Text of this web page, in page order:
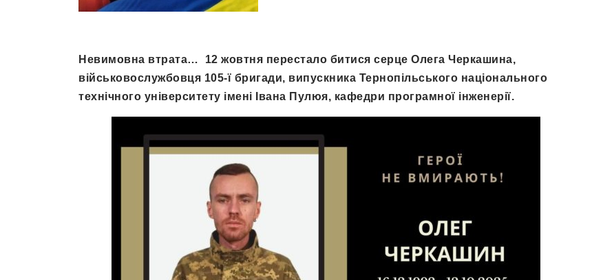
Невимовна втрата… 12 жовтня перестало битися серце Олега Черкашина,
військовослужбовця 105-ї бригади, випускника Тернопільського національного
технічного університету імені Івана Пулюя, кафедри програмної інженерії.